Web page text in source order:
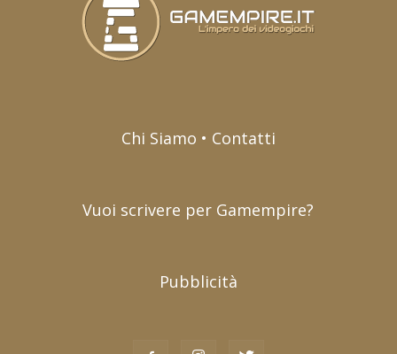
Chi Siamo • Contatti
Vuoi scrivere per Gamempire?
Pubblicità